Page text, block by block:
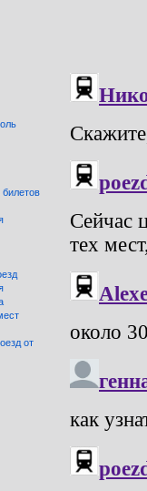
билетов
от